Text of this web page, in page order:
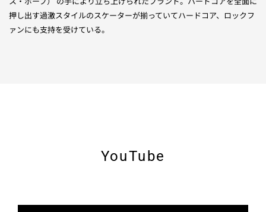
押し出す過激スタイルのスケーターが揃っていてハードコア、ロックフ
ァンにも支持を受けている。
YouTube